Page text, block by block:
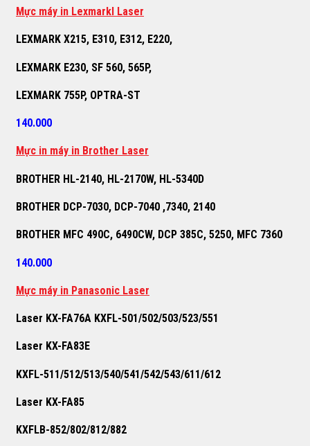
Mực máy in Lexmarkl Laser
LEXMARK X215, E310, E312, E220,
LEXMARK E230, SF 560, 565P,
LEXMARK 755P, OPTRA-ST
140.000
Mực in máy in Brother Laser
BROTHER HL-2140, HL-2170W, HL-5340D
BROTHER DCP-7030, DCP-7040 ,7340, 2140
BROTHER MFC 490C, 6490CW, DCP 385C, 5250, MFC 7360
140.000
Mực máy in Panasonic Laser
Laser KX-FA76A KXFL-501/502/503/523/551
Laser KX-FA83E
KXFL-511/512/513/540/541/542/543/611/612
Laser KX-FA85
KXFLB-852/802/812/882